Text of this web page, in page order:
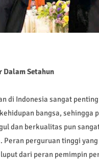
Dalam Setahun
di Indonesia sangat
bangsa, sehingga
dan berkualitas pun
Peran perguruan tinggi
dari peran pemimpin